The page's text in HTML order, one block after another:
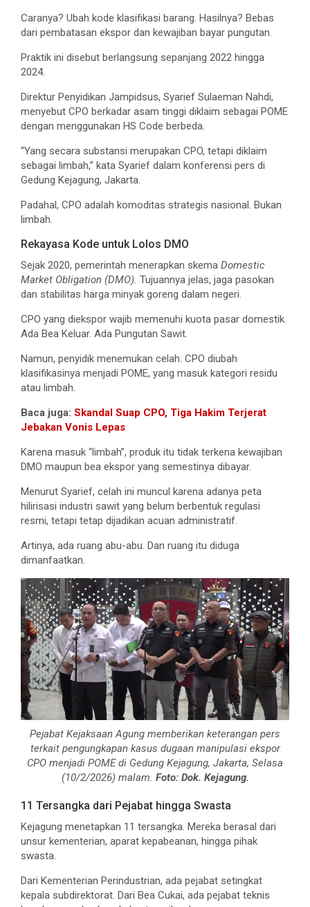
Caranya? Ubah kode klasifikasi barang. Hasilnya? Bebas
dari pembatasan ekspor dan kewajiban bayar pungutan.
Praktik ini disebut berlangsung sepanjang 2022 hingga
2024.
Direktur Penyidikan Jampidsus, Syarief Sulaeman Nahdi,
menyebut CPO berkadar asam tinggi diklaim sebagai POME
dengan menggunakan HS Code berbeda.
“Yang secara substansi merupakan CPO, tetapi diklaim
sebagai limbah,” kata Syarief dalam konferensi pers di
Gedung Kejagung, Jakarta.
Padahal, CPO adalah komoditas strategis nasional. Bukan
limbah.
Rekayasa Kode untuk Lolos DMO
Sejak 2020, pemerintah menerapkan skema Domestic
Market Obligation (DMO). Tujuannya jelas, jaga pasokan
dan stabilitas harga minyak goreng dalam negeri.
CPO yang diekspor wajib memenuhi kuota pasar domestik.
Ada Bea Keluar. Ada Pungutan Sawit.
Namun, penyidik menemukan celah. CPO diubah
klasifikasinya menjadi POME, yang masuk kategori residu
atau limbah.
Baca juga: Skandal Suap CPO, Tiga Hakim Terjerat
Jebakan Vonis Lepas
Karena masuk “limbah”, produk itu tidak terkena kewajiban
DMO maupun bea ekspor yang semestinya dibayar.
Menurut Syarief, celah ini muncul karena adanya peta
hilirisasi industri sawit yang belum berbentuk regulasi
resmi, tetapi tetap dijadikan acuan administratif.
Artinya, ada ruang abu-abu. Dan ruang itu diduga
dimanfaatkan.
Pejabat Kejaksaan Agung memberikan keterangan pers
terkait pengungkapan kasus dugaan manipulasi ekspor
CPO menjadi POME di Gedung Kejagung, Jakarta, Selasa
(10/2/2026) malam. Foto: Dok. Kejagung.
11 Tersangka dari Pejabat hingga Swasta
Kejagung menetapkan 11 tersangka. Mereka berasal dari
unsur kementerian, aparat kepabeanan, hingga pihak
swasta.
Dari Kementerian Perindustrian, ada pejabat setingkat
kepala subdirektorat. Dari Bea Cukai, ada pejabat teknis